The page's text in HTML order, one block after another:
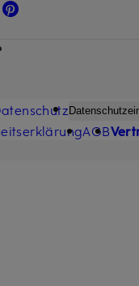
AGB